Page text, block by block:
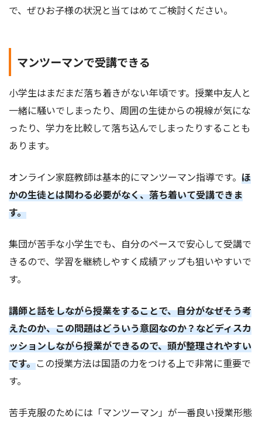
で、ぜひお子様の状況と当てはめてご検討ください。
マンツーマンで受講できる
小学生はまだまだ落ち着きがない年頃です。授業中友人と
一緒に騒いでしまったり、周囲の生徒からの視線が気にな
ったり、学力を比較して落ち込んでしまったりすることも
あります。
オンライン家庭教師は基本的にマンツーマン指導です。 ほ
かの生徒とは関わる必要がなく、落ち着いて受講できま
す。
集団が苦手な小学生でも、自分のペースで安心して受講で
きるので、学習を継続しやすく成績アップも狙いやすいで
す。
講師と話をしながら授業をすることで、自分がなぜそう考
えたのか、この問題はどういう意図なのか？などディスカ
ッションしながら授業ができるので、頭が整理されやすい
です。この授業方法は国語の力をつける上で非常に重要で
す。
苦手克服のためには「マンツーマン」が一番良い授業形態